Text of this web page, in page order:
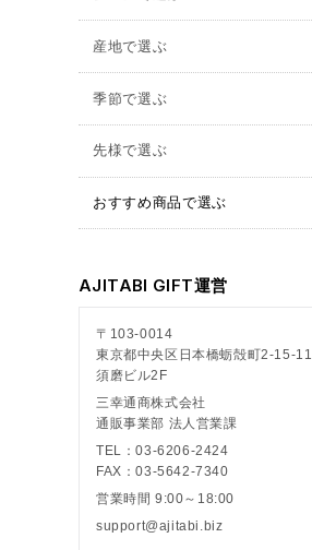
おすすめ商品で選ぶ
AJITABI GIFT運営
〒103-0014
東京都中央区日本橋蛎殻町2-15-11
須磨ビル2F
三幸通商株式会社
通販事業部 法人営業課
TEL：03-6206-2424
FAX：03-5642-7340
営業時間 9:00～18:00
support@ajitabi.biz